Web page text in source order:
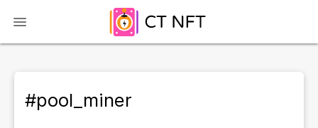
#pool_miner